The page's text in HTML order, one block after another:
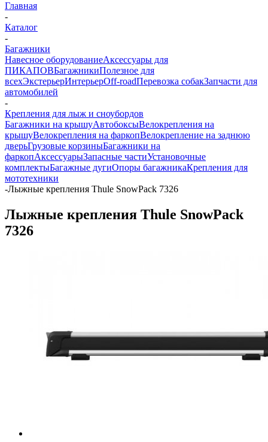
Главная
-
Каталог
-
Багажники
Навесное оборудованиеАксессуары для
ПИКАПОВБагажникиПолезное для
всехЭкстерьерИнтерьерOff-roadПеревозка собакЗапчасти для
автомобилей
-
Крепления для лыж и сноубордов
Багажники на крышуАвтобоксыВелокрепления на
крышуВелокрепления на фаркопВелокрепление на заднюю
дверьГрузовые корзиныБагажники на
фаркопАксессуарыЗапасные частиУстановочные
комплектыБагажные дугиОпоры багажникаКрепления для
мототехники
-Лыжные крепления Thule SnowPack 7326
Лыжные крепления Thule SnowPack
7326